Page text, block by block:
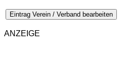
Eintrag Verein / Verband bearbeiten
ANZEIGE